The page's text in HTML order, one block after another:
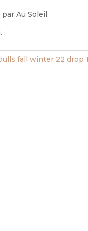
Au Soleil.
fall winter 22 drop 1